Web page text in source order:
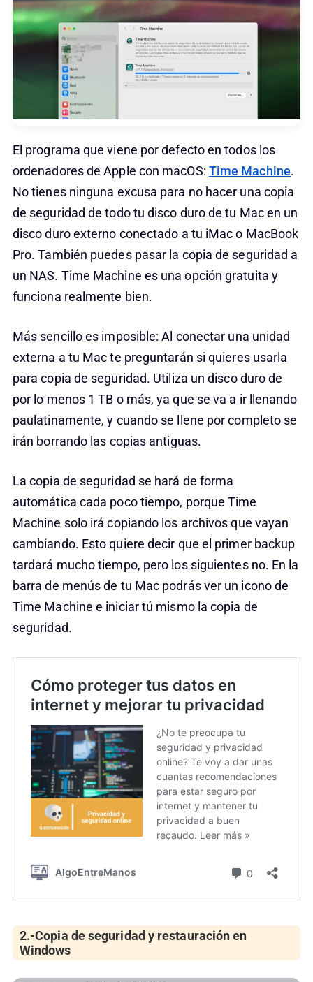
El programa que viene por defecto en todos los
ordenadores de Apple con macOS: Time Machine.
No tienes ninguna excusa para no hacer una copia
de seguridad de todo tu disco duro de tu Mac en un
disco duro externo conectado a tu iMac o MacBook
Pro. También puedes pasar la copia de seguridad a
un NAS. Time Machine es una opción gratuita y
funciona realmente bien.
Más sencillo es imposible: Al conectar una unidad
externa a tu Mac te preguntarán si quieres usarla
para copia de seguridad. Utiliza un disco duro de
por lo menos 1 TB o más, ya que se va a ir llenando
paulatinamente, y cuando se llene por completo se
irán borrando las copias antiguas.
La copia de seguridad se hará de forma
automática cada poco tiempo, porque Time
Machine solo irá copiando los archivos que vayan
cambiando. Esto quiere decir que el primer backup
tardará mucho tiempo, pero los siguientes no. En la
barra de menús de tu Mac podrás ver un icono de
Time Machine e iniciar tú mismo la copia de
seguridad.
2.-Copia de seguridad y restauraciónen
Windows